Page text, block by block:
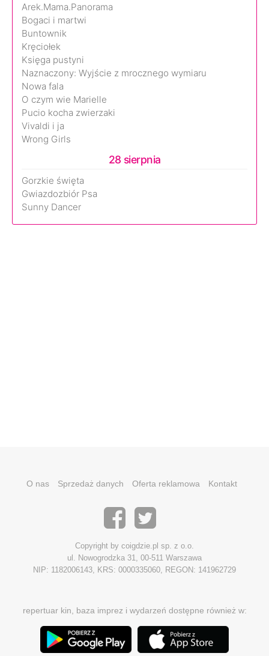
Arek.Mama.Panorama
Bogaci i martwi
Buntownik
Kręciołek
Księga pustyni
Naznaczony: Wyjście z mrocznego wymiaru
Nowa fala
O czym wie Marielle
Pucio kocha zwierzaki
Vivaldi i ja
Wrong Girls
28 sierpnia
Gorzkie święta
Gwiazdozbiór Psa
Sunny Dancer
O nas Sprzedaż danych Oferta reklamowa Kontakt
Copyright by coigdzie.pl sp. z o.o.
ul. Nowogrodzka 31, 00-511 Warszawa
NIP: 1182006143, KRS: 0000335060, REGON: 141962729
repertuar kin, baza imprez i wydarzeń dostępne również w: